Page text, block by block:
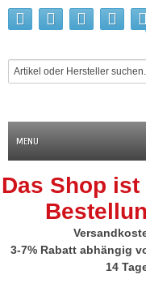
MENU
Das Shop
3-7% Rabatt abhängig
14